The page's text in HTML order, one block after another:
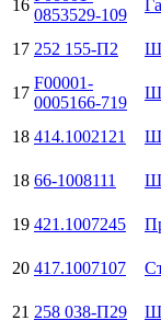
16
0853529-109
17 252 155-П2
17
F00001-
0005166-719
18 414.1002121
18 66-1008111
19 421.1007245
20 417.1007107
21 258 038-П29